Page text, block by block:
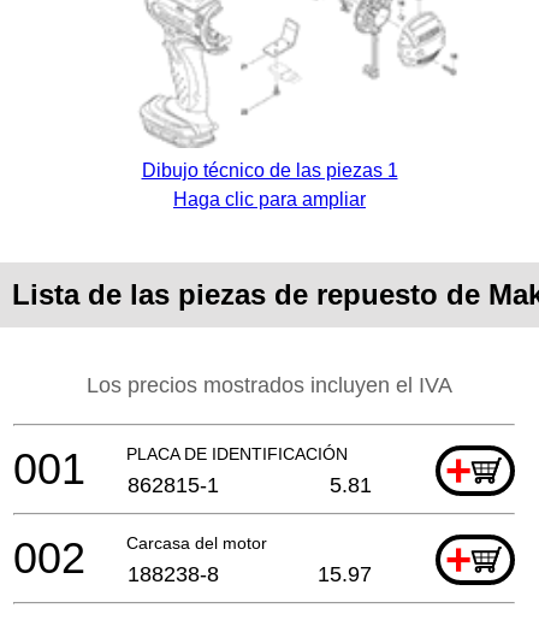
Dibujo técnico de las piezas 1
Haga clic para ampliar
Lista de las piezas de repuesto de
Los precios mostrados incluyen el IVA
PLACA DE IDENTIFICACIÓN +
001 862815-1 5.81
Carcasa del motor +
002 188238-8 15.97